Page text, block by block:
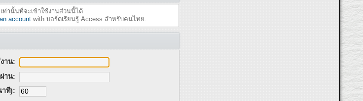
ท่านั้นที่จะเข้าใช้งานส่วนนี้ได้
accountwith บอร์ดเรียนรู้ Access สำหรับคนไทย.
าน:
าน:
าที):